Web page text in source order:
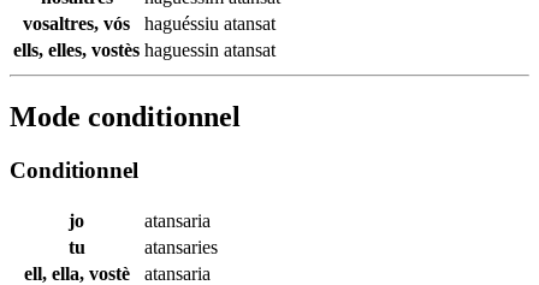
vosaltres, vós
haguéssiu atansat
ells, elles, vostès haguessin atansat
Mode conditionnel
Conditionnel
jo
atansaria
tu
atansaries
ell, ella, vostè
atansaria